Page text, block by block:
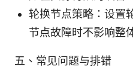
轮换节点策略：设置
节点故障时不影响整
五、常见问题与排错